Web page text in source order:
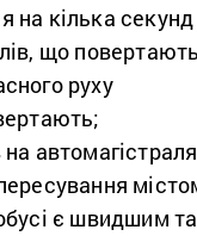
на кілька секунд
що
руху
є швидшим та